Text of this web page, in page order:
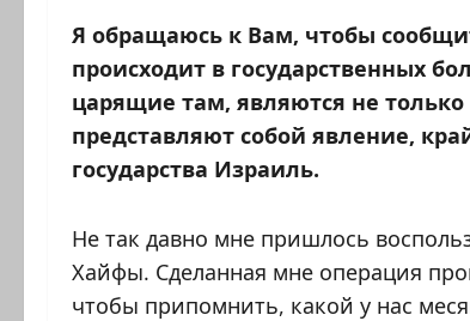
Я обращаюсь к Вам, чтобы
происходит в государственных
царящие там, являются не
представляют собой явление,
государства Израиль.
Не так давно мне пришлось
Хайфы. Сделанная мне операция
чтобы припомнить, какой у нас